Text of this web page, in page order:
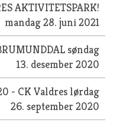
AKTIVITETSPARK!
mandag 28. juni 2021
søndag
13. desember 2020
- CK Valdres lørdag
26. september 2020